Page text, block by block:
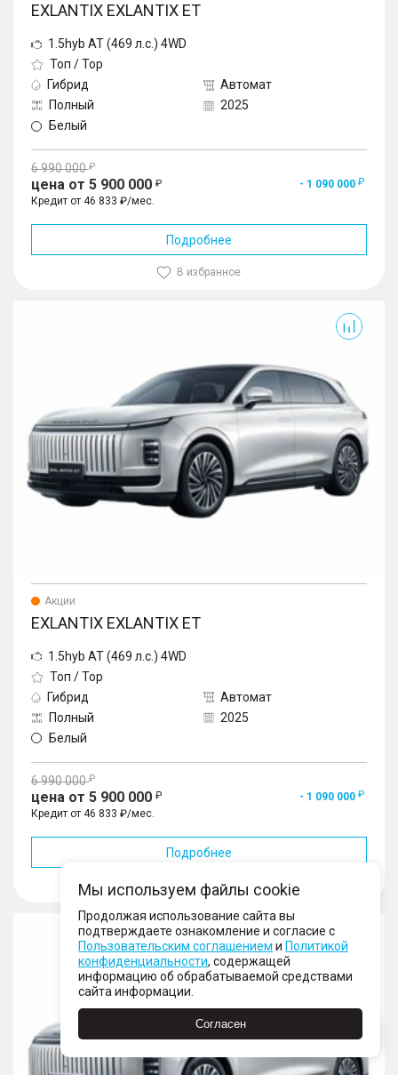
EXLANTIX EXLANTIX ET
1.5hyb AT (469 л.с.) 4WD
Топ / Top
Гибрид
Автомат
Полный
2025
Белый
6 990 000
цена от 5 900 000
- 1 090 000
Кредит от 46 833 ₽/мес.
Подробнее
В избранное
Акции
EXLANTIX EXLANTIX ET
1.5hyb AT (469 л.с.) 4WD
Топ / Top
Гибрид
Автомат
Полный
2025
Белый
6 990 000
цена от 5 900 000
- 1 090 000
Кредит от 46 833 ₽/мес.
Подробнее
В избранное
Мы используем файлы cookie
Продолжая использование сайта вы
подтверждаете ознакомление и согласие с
Пользовательским соглашением и Политикой
конфиденциальности, содержащей
информацию об обрабатываемой средствами
сайта информации.
Согласен